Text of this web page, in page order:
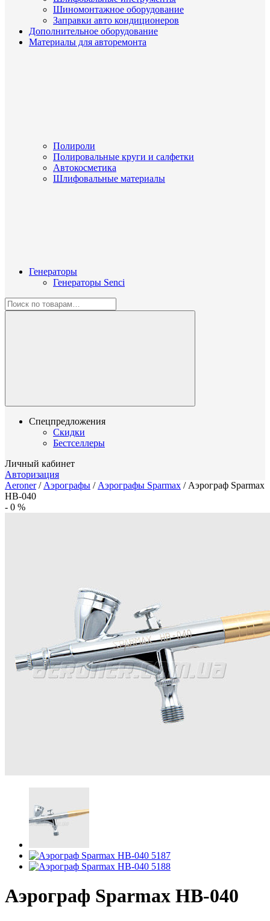
Шиномонтажное оборудование
Заправки авто кондиционеров
Дополнительное оборудование
Материалы для авторемонта
Полироли
Полировальные круги и салфетки
Автокосметика
Шлифовальные материалы
Генераторы
Генераторы Senci
Спецпредложения
Скидки
Бестселлеры
Личный кабинет
Авторизация
Aeroner/ Аэрографы / Аэрографы Sparmax / Аэрограф Sparmax
HB-040
- 0 %
Аэрограф Sparmax HB-040